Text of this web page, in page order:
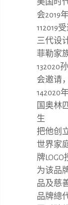
美国时
会2019
112019
三代设
菲勒家
132020
会邀请
142020
国奥林
生
把他创
世界家
牌
为该品
品及慈
品牌總